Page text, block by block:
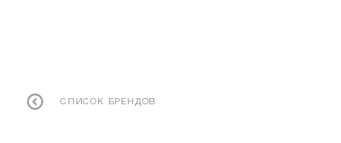
СПИСОК БРЕНДОВ